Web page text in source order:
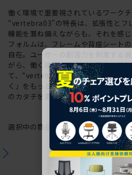
働く環境で重要視されているワーク
“vertebra03”の特長は、拡張性とフ
機能を兼ね備えながらも、それを感
フォルムは、フレームや背座シート
自在。ユーザーの創造力を刺激する
がら、働く環境や個人の美意識を投
て、“vertebra03”をアップデートし
く」をもっと自由に。これからも私
のカタチを更新していきます。
選択中の商品情報保証注意事項